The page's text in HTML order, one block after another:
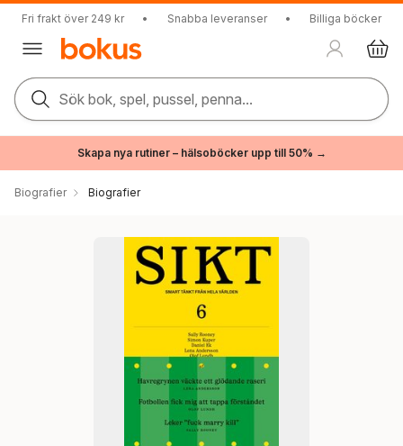
Fri frakt över 249 kr • Snabba leveranser • Billiga böcker
Sök bok, spel, pussel, penna...
Skapa nya rutiner – hälsoböcker upp till 50% →
Biografier Biografier